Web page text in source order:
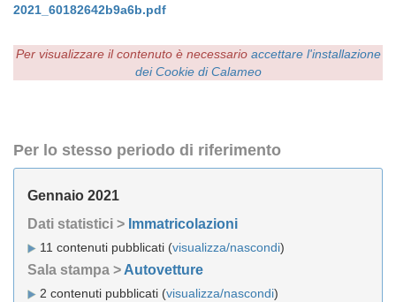
2021_60182642b9a6b.pdf
Per visualizzare il contenuto è necessario accettare l'installazione
dei Cookie di Calameo
Per lo stesso periodo di riferimento
Gennaio 2021
Dati statistici > Immatricolazioni
11 contenuti pubblicati (visualizza/nascondi)
Sala stampa > Autovetture
2 contenuti pubblicati (visualizza/nascondi)